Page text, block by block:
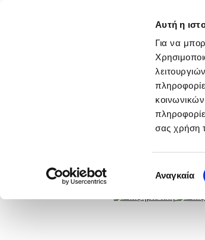
Αυτή η
Για να
σας χρήση
Αναγκαία
ΑΡΧΙΚΗ
ΕΤΑΙΡΕΙΑ
ΕΡΓΑ
ΤΑΙΝΙΕΣ
ΤΥΠΟΣ
ΑΦΙΣΕΣ
DIGITAL
DESIGN
DIRECT
ΕΠΙΚΟΙΝΩΝΙΑ